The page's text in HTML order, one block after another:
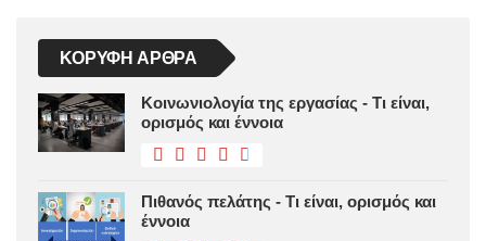
ΚΟΡΥΦΉ ΆΡΘΡΑ
Κοινωνιολογία της εργασίας - Τι είναι,
ορισμός και έννοια
Πιθανός πελάτης - Τι είναι, ορισμός και
έννοια